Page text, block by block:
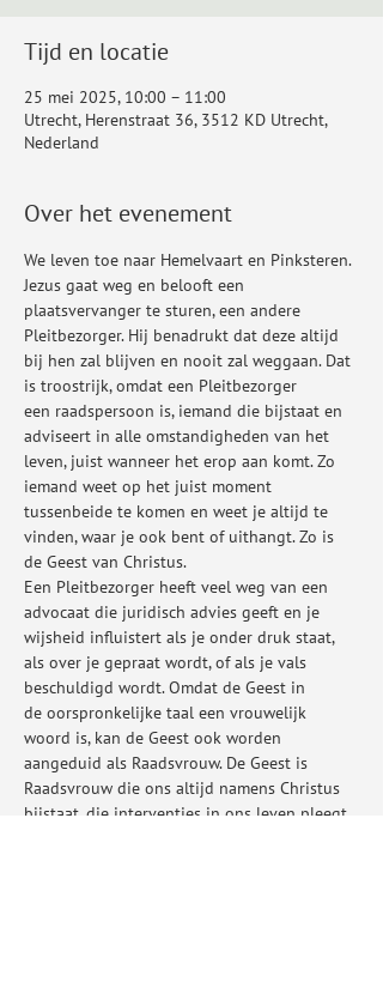
Tijd en locatie
25 mei 2025, 10:00 – 11:00
Utrecht, Herenstraat 36, 3512 KD Utrecht,
Nederland
Over het evenement
We leven toe naar Hemelvaart en Pinksteren.
Jezus gaat weg en belooft een
plaatsvervanger te sturen, een andere
Pleitbezorger. Hij benadrukt dat deze altijd
bij hen zal blijven en nooit zal weggaan. Dat
is troostrijk, omdat een Pleitbezorger
een raadspersoon is, iemand die bijstaat en
adviseert in alle omstandigheden van het
leven, juist wanneer het erop aan komt. Zo
iemand weet op het juist moment
tussenbeide te komen en weet je altijd te
vinden, waar je ook bent of uithangt. Zo is
de Geest van Christus.
Een Pleitbezorger heeft veel weg van een
advocaat die juridisch advies geeft en je
wijsheid influistert als je onder druk staat,
als over je gepraat wordt, of als je vals
beschuldigd wordt. Omdat de Geest in
de oorspronkelijke taal een vrouwelijk
woord is, kan de Geest ook worden
aangeduid als Raadsvrouw. De Geest is
Raadsvrouw die ons altijd namens Christus
bijstaat, die interventies in ons leven pleegt,